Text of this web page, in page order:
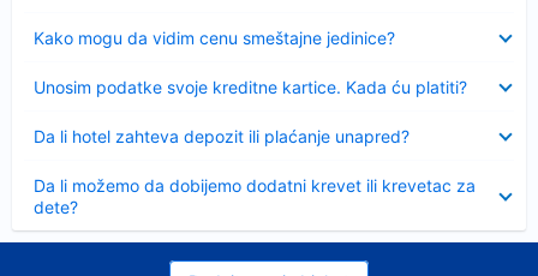
Kako mogu da vidim cenu smeštajne jedinice?
Unosim podatke svoje kreditne kartice. Kada ću platiti?
Da li hotel zahteva depozit ili plaćanje unapred?
Da li možemo da dobijemo dodatni krevet ili krevetac za
dete?